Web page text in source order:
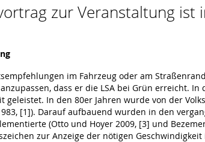
zur Veranstaltung
im Fahrzeug oder am
dass er die LSA bei Grün erreicht.
geleistet. In den 80er Jahren wurde von der
[1]). Darauf aufbauend wurden in den
(Otto und Hoyer 2009, [3] und
zur Anzeige der nötigen